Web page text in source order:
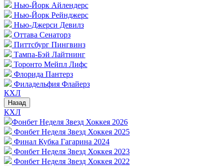
Нью-Йорк Айлендерс
Нью-Йорк Рейнджерс
Нью-Джерси Девилз
Оттава Сенаторз
Питтсбург Пингвинз
Тампа-Бэй Лайтнинг
Торонто Мейпл Лифс
Флорида Пантерз
Филадельфия Флайерз
КХЛ
Назад
КХЛ
Фонбет Неделя Звезд Хоккея 2026
Фонбет Неделя Звезд Хоккея 2025
Финал Кубка Гагарина 2024
Фонбет Неделя Звезд Хоккея 2023
Фонбет Неделя Звезд Хоккея 2022